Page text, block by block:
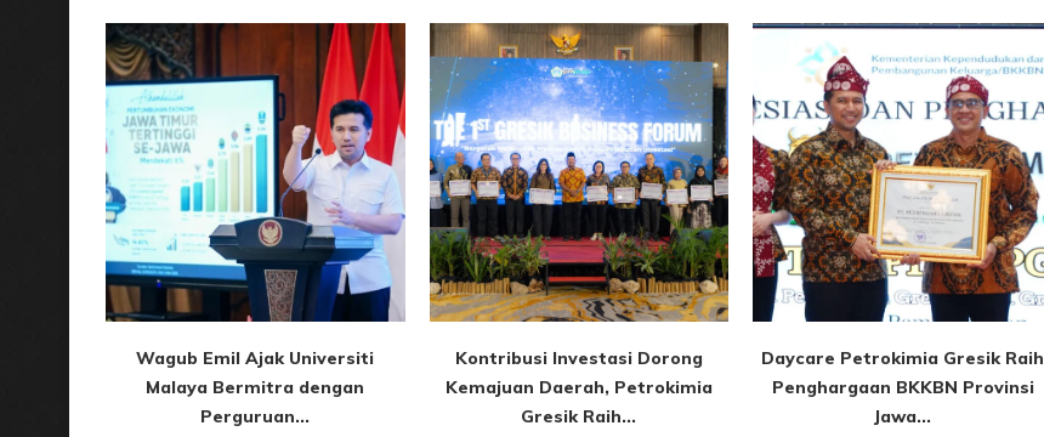
Wagub Emil Ajak Universiti
Malaya Bermitra dengan
Perguruan...
Kontribusi Investasi Dorong
Kemajuan Daerah, Petrokimia
Gresik Raih...
Daycare Petrokimia Gresik Raih
Penghargaan BKKBN Provinsi
Jawa...